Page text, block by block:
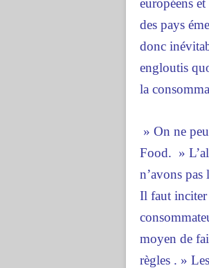
européens
des pays
donc
engloutis
la
» On ne
Food. »
n’avons
Il faut inciter
moyen de
règles . »